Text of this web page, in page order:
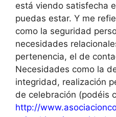
está viendo satisfecha
puedas estar. Y me
como la seguridad
necesidades
pertenencia, el de
Necesidades como la
integridad, realización
de celebración (podéis
http://